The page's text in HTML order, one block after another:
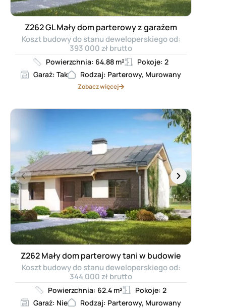
Z262 GL Mały dom parterowy z garażem
Koszt budowy do stanu deweloperskiego od:
393 000 zł brutto
Powierzchnia: 64.88 m²
Pokoje: 2
Garaż: Tak
Rodzaj: Parterowy, Murowany
Zobacz więcej
Z262 Mały dom parterowy tani w budowie
Koszt budowy do stanu deweloperskiego od:
344 000 zł brutto
Powierzchnia: 62.4 m²
Pokoje: 2
Garaż: Nie
Rodzaj: Parterowy, Murowany